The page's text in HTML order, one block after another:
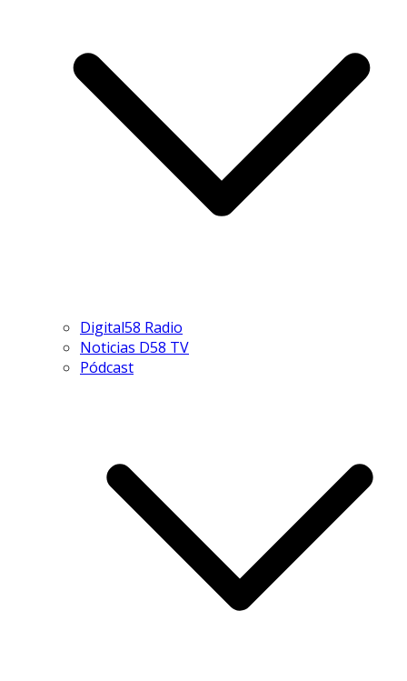
Digital58 Radio
Noticias D58 TV
Pódcast